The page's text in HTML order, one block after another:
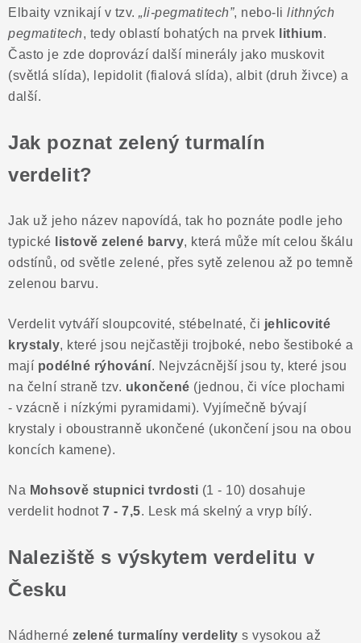
KONTAKT
MISTROVSKÉ KRYSTALY
Výkup minerálů a drahých kamenů
Formulář pro uplatnění reklamace
Poučení o právu na odstoupení od smlouvy
Elbaity vznikají v tzv. „li-pegmatitech”, nebo-li lithných
pegmatitech, tedy oblastí bohatých na prvek lithium.
Často je zde doprovází další minerály jako muskovit
(světlá slída), lepidolit (fialová slída), albit (druh živce) a
další.
Jak poznat zelený turmalín
verdelit?
Jak už jeho název napovídá, tak ho poznáte podle jeho
typické
listově zelené barvy, která může mít celou škálu
odstínů, od světle zelené, přes sytě zelenou až po temně
zelenou barvu.
Verdelit vytváří sloupcovité, stébelnaté, či jehlicovité
krystaly, které jsou nejčastěji trojboké, nebo šestiboké a
mají podélné rýhování. Nejvzácnější jsou ty, které jsou
na čelní straně tzv. ukončené (jednou, či více plochami
- vzácně i nízkými pyramidami). Vyjímečně bývají
krystaly i oboustranně ukončené (ukončení jsou na obou
koncích kamene).
Na Mohsově stupnici tvrdosti (1 - 10) dosahuje
verdelit hodnot 7 - 7,5. Lesk má skelný a vryp bílý.
Naleziště s výskytem verdelitu v
Česku
Nádherné zelené turmalíny verdelity s vysokou až